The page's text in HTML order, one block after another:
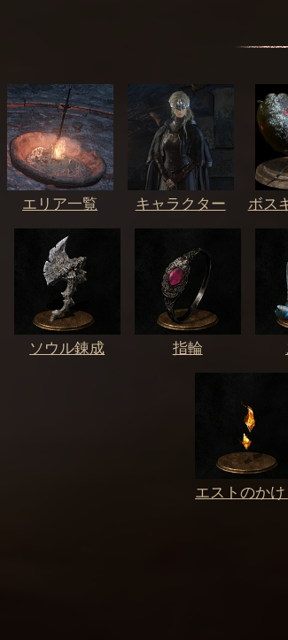
エリア一覧 キャラクター ボス
ソウル錬成 指輪
エストのかけ